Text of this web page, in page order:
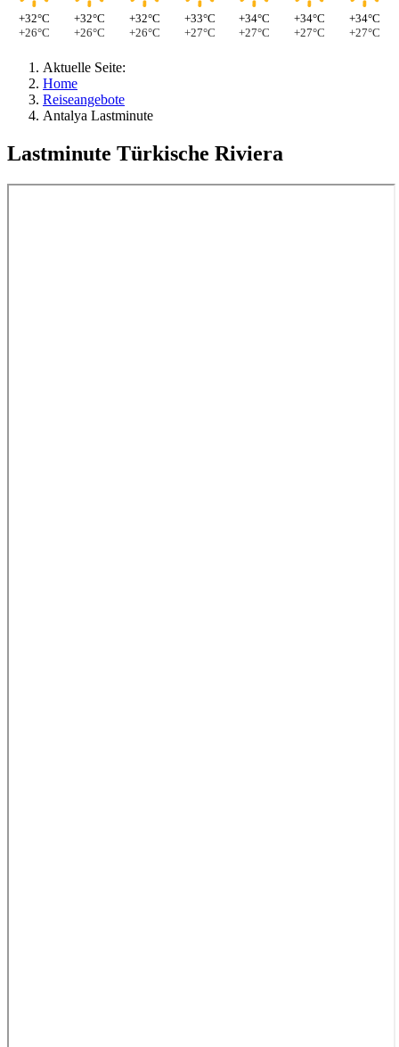
+32°C
+26°C
+32°C
+26°C
+32°C
+26°C
+33°C
+27°C
+34°C
+27°C
+34°C
+27°C
+34°C
+27°C
Aktuelle Seite:
Home
Reiseangebote
Antalya Lastminute
Lastminute Türkische Riviera